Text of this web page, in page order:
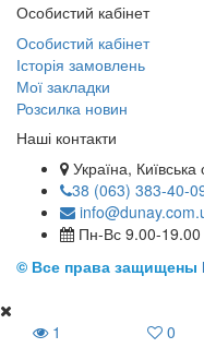
Особистий кабінет
Особистий кабінет
Історія замовлень
Мої закладки
Розсилка новин
Наші контакти
Україна,
38 (063) 383-40-
Пн-Вс 9.00-19.00
© Все права защищены
1
0